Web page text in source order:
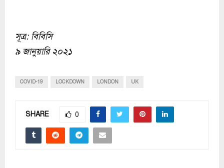
সূত্র: বিবিসি
৯ জানুয়ারি ২০২১
COVID-19 LOCKDOWN LONDON UK
SHARE 0